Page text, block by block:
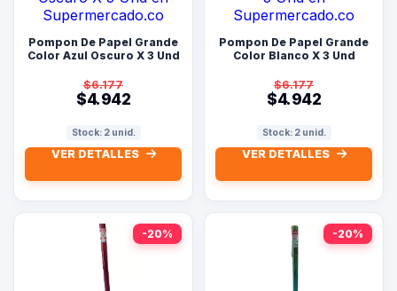
Pompon De Papel Grande
Color Azul Oscuro X 3 Und
$6.177
$4.942
Stock: 2 unid.
VER DETALLES
Pompon De Papel Grande
Color Blanco X 3 Und
$6.177
$4.942
Stock: 2 unid.
VER DETALLES
-20% -20%